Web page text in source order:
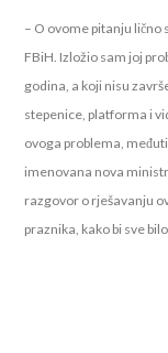
– O ovome pitanju
FBiH. Izložio sam joj
godina, a koji nisu
stepenice, platforma i
ovoga problema,
imenovana nova
razgovor o rješavanju
praznika, kako bi sve